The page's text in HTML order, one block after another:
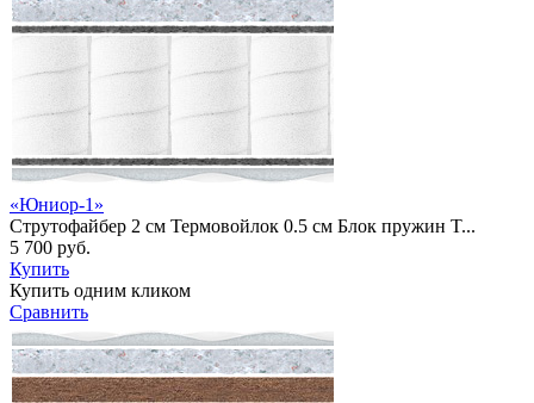
«Юниор-1»
Струтофайбер 2 см Термовойлок 0.5 см Блок пружин T...
5 700 руб.
Купить
Купить одним кликом
Сравнить